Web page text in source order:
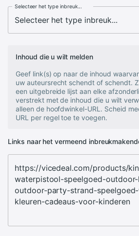
Selecteer het type inbreuk...
Inhoud die u wilt melden
Geef link(s) op naar de inhoud
uw auteursrecht schendt of schendt.
een uitgebreide lijst aan elke
verstrekt met de inhoud die u wilt
alleen de hoofdwinkel-URL. Scheid
URL per regel toe te voegen.
Links naar het vermeend